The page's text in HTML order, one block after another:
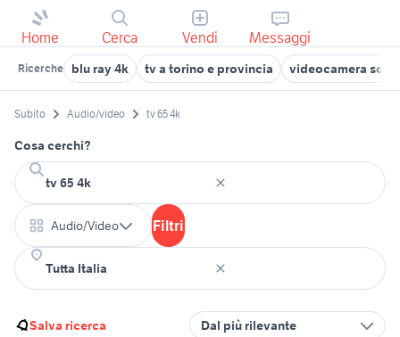
Home Cerca Vendi Messaggi
Ricerche blu ray 4k tv a torino e provincia videocamera
Subito Audio/video tv 65 4k
Cosa cerchi?
Audio/Video Filtri
Salva ricerca Dal più rilevante